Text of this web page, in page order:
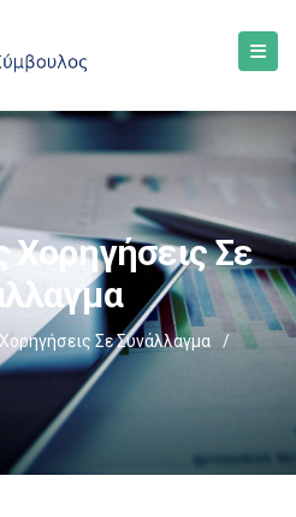
Χορηγήσεις Σε
Σε Συνάλλαγμα /